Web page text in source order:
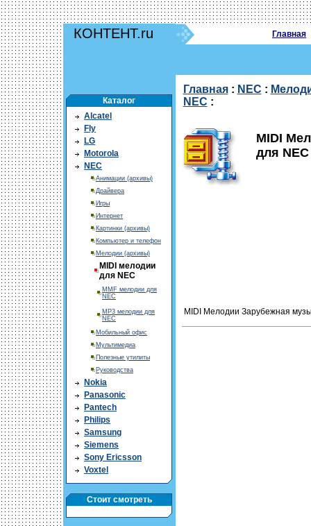
КОНТЕНТ.ru Главная
Каталог
Alcatel
Fly
LG
Motorola
NEC
Анимации (архивы)
Драйвера
Игры
Интернет
Картинки (архивы)
Компьютер и телефон
Мелодии (архивы)
MIDI мелодии
для NEC
MMF мелодии для
NEC
MP3 мелодии для
NEC
Мобильный офис
Мультимедиа
Полезные утилиты
Руководства
Nokia
Panasonic
Pantech
Philips
Samsung
Siemens
Sony Ericsson
Voxtel
Стоит смотреть
Главная: NEC :
NEC :
MIDI
для
MIDI Мелодии Зарубежная